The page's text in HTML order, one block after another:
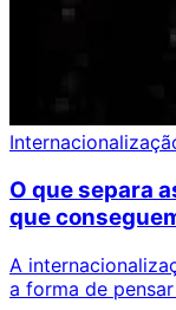
O que separa
que
A
a forma de